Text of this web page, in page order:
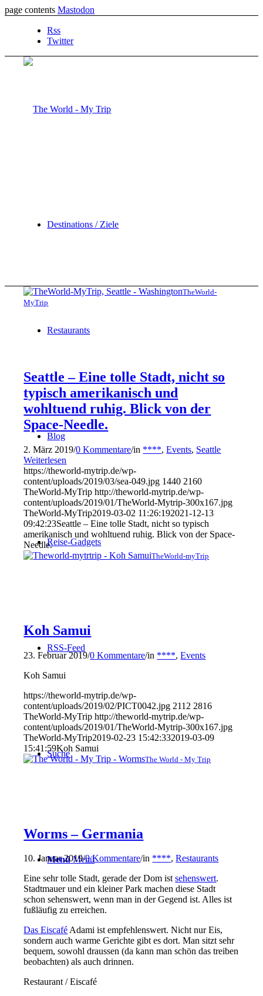
page contents Mastodon
Rss
Twitter
Destinations / Ziele
Restaurants
Blog
Reise-Gadgets
RSS-Feed
Suche
Menü Menü
TheWorld-
MyTrip
Seattle – Eine tolle Stadt, nicht so
typisch amerikanisch und
wohltuend ruhig. Blick von der
Space-Needle.
2. März 2019/0 Kommentare/in ****,Events, Seattle
Weiterlesen
https://theworld-mytrip.de/wp-
content/uploads/2019/03/sea-049.jpg 1440 2160
TheWorld-MyTrip http://theworld-mytrip.de/wp-
content/uploads/2019/01/TheWorld-Mytrip-300x167.jpg
TheWorld-MyTrip2019-03-02 11:26:192021-12-13
09:42:23Seattle – Eine tolle Stadt, nicht so typisch
amerikanisch und wohltuend ruhig. Blick von der Space-
Needle.
TheWorld-myTrip
Koh Samui
23. Februar 2019/0 Kommentare/in ****,Events
Koh Samui
https://theworld-mytrip.de/wp-
content/uploads/2019/02/PICT0042.jpg 2112 2816
TheWorld-MyTrip http://theworld-mytrip.de/wp-
content/uploads/2019/01/TheWorld-Mytrip-300x167.jpg
TheWorld-MyTrip2019-02-23 15:42:332019-03-09
15:41:59Koh Samui
The World - My Trip
Worms – Germania
10. Januar 2019/0 Kommentare/in ****,Restaurants
Eine sehr tolle Stadt, gerade der Dom istsehenswert.
Stadtmauer und ein kleiner Park machen diese Stadt
schon sehenswert, wenn man in der Gegend ist. Alles ist
fußläufig zu erreichen.
Das EiscaféAdami ist empfehlenswert. Nicht nur Eis,
sondern auch warme Gerichte gibt es dort. Man sitzt sehr
bequem, sowohl draussen (da kann man schön das treiben
beobachten) als auch drinnen.
Restaurant / Eiscafé